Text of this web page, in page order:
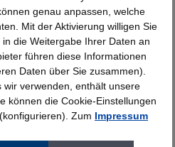
1000mm
K 70-BV
genau anpassen, welche
Mit der Aktivierung willigen Sie
die Weitergabe Ihrer Daten an
führen diese Informationen
Daten über Sie zusammen).
wir verwenden, enthält unsere
können die Cookie-Einstellungen
Zum Impressum